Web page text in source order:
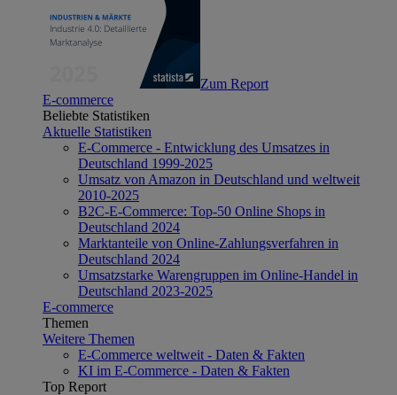
Zum Report
E-commerce
Beliebte Statistiken
Aktuelle Statistiken
E-Commerce - Entwicklung des Umsatzes in
Deutschland 1999-2025
Umsatz von Amazon in Deutschland und weltweit
2010-2025
B2C-E-Commerce: Top-50 Online Shops in
Deutschland 2024
Marktanteile von Online-Zahlungsverfahren in
Deutschland 2024
Umsatzstarke Warengruppen im Online-Handel in
Deutschland 2023-2025
E-commerce
Themen
Weitere Themen
E-Commerce weltweit - Daten & Fakten
KI im E-Commerce - Daten & Fakten
Top Report